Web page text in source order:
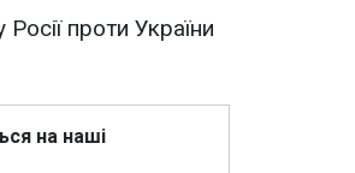
проти України
на наші